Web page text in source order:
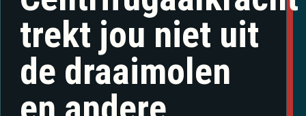
trekt jou niet uit
de draaimolen